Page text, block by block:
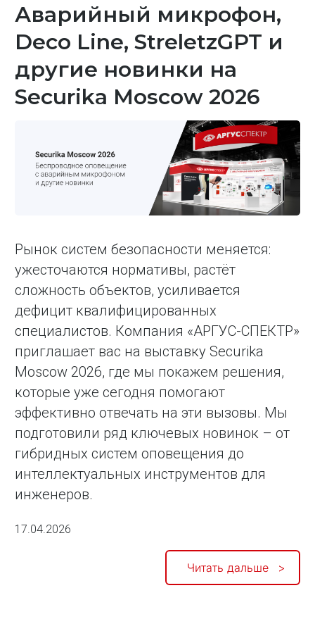
Аварийный микрофон,
Deco Line, StreletzGPT и
другие новинки на
Securika Moscow 2026
Рынок систем безопасности меняется:
ужесточаются нормативы, растёт
сложность объектов, усиливается
дефицит квалифицированных
специалистов. Компания «АРГУС-СПЕКТР»
приглашает вас на выставку Securika
Moscow 2026, где мы покажем решения,
которые уже сегодня помогают
эффективно отвечать на эти вызовы. Мы
подготовили ряд ключевых новинок – от
гибридных систем оповещения до
интеллектуальных инструментов для
инженеров.
17.04.2026
Читать дальше